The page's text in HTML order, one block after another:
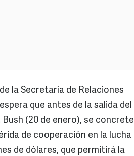
la Secretaría de Relaciones
que antes de la salida del
(20 de enero), se concrete
de cooperación en la lucha
de dólares, que permitirá la